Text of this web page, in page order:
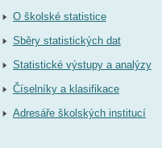
O školské statistice
Sběry statistických dat
Statistické výstupy a analýzy
Číselníky a klasifikace
Adresáře školských institucí